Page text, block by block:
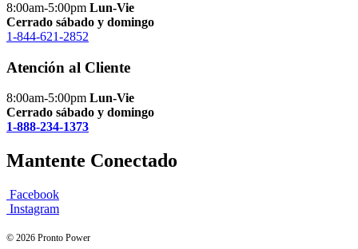
8:00am-5:00pm Lun-Vie
Cerrado sábado y domingo
1-844-621-2852
Atención al Cliente
8:00am-5:00pm Lun-Vie
Cerrado sábado y domingo
1-888-234-1373
Mantente Conectado
Facebook
Instagram
© 2026 Pronto Power